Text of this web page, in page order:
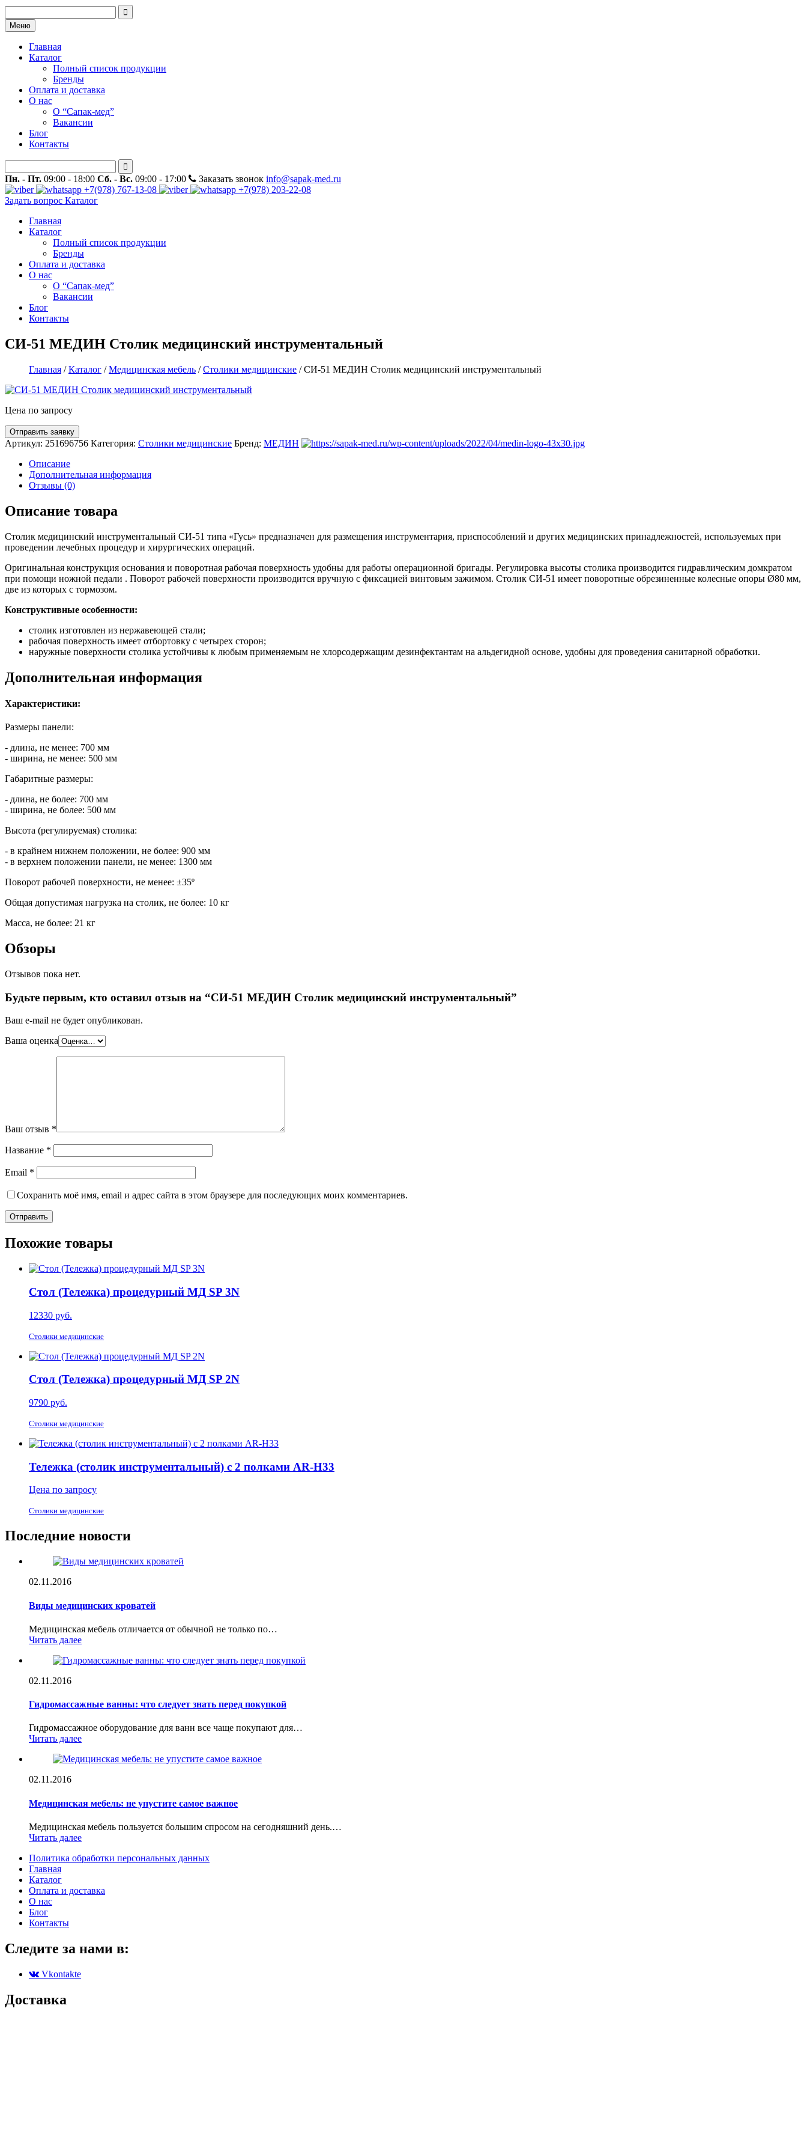
Меню
Главная
Каталог
Полный список продукции
Бренды
Оплата и доставка
О нас
О “Сапак-мед”
Вакансии
Блог
Контакты
Пн. - Пт. 09:00 - 18:00 Сб. - Вс. 09:00 - 17:00 Заказать звонок info@sapak-med.ru
+7(978) 767-13-08
+7(978) 203-22-08
Задать вопрос Каталог
Главная
Каталог
Полный список продукции
Бренды
Оплата и доставка
О нас
О “Сапак-мед”
Вакансии
Блог
Контакты
СИ-51 МЕДИН Столик медицинский инструментальный
Главная /Каталог /Медицинская мебель /Столики медицинские / СИ-51 МЕДИН Столик медицинский инструментальный
Цена по запросу
Артикул: 251696756 Категория: Столики медицинские Бренд: МЕДИН
Описание
Дополнительная информация
Отзывы (0)
Описание товара
Столик медицинский инструментальный СИ-51 типа «Гусь» предназначен для размещения инструментария, приспособлений и других медицинских принадлежностей, используемых при
проведении лечебных процедур и хирургических операций.
Оригинальная конструкция основания и поворотная рабочая поверхность удобны для работы операционной бригады. Регулировка высоты столика производится гидравлическим домкратом
при помощи ножной педали . Поворот рабочей поверхности производится вручную с фиксацией винтовым зажимом. Столик СИ-51 имеет поворотные обрезиненные колесные опоры Ø80 мм,
две из которых с тормозом.
Конструктивные особенности:
столик изготовлен из нержавеющей стали;
рабочая поверхность имеет отбортовку с четырех сторон;
наружные поверхности столика устойчивы к любым применяемым не хлорсодержащим дезинфектантам на альдегидной основе, удобны для проведения санитарной обработки.
Дополнительная информация
Характеристики:
Размеры панели:
- длина, не менее: 700 мм
- ширина, не менее: 500 мм
Габаритные размеры:
- длина, не более: 700 мм
- ширина, не более: 500 мм
Высота (регулируемая) столика:
- в крайнем нижнем положении, не более: 900 мм
- в верхнем положении панели, не менее: 1300 мм
Поворот рабочей поверхности, не менее: ±35º
Общая допустимая нагрузка на столик, не более: 10 кг
Масса, не более: 21 кг
Обзоры
Отзывов пока нет.
Будьте первым, кто оставил отзыв на “СИ-51 МЕДИН Столик медицинский инструментальный”
Ваш e-mail не будет опубликован.
Ваша оценка
Ваш отзыв *
Название *
Email *
Сохранить моё имя, email и адрес сайта в этом браузере для последующих моих комментариев.
Похожие товары
Стол (Тележка) процедурный МД SP 3N
12330 руб.
Столики медицинские
Стол (Тележка) процедурный МД SP 2N
9790 руб.
Столики медицинские
Тележка (столик инструментальный) с 2 полками AR-H33
Цена по запросу
Столики медицинские
Последние новости
02.11.2016
Виды медицинских кроватей
Медицинская мебель отличается от обычной не только по…
Читать далее
02.11.2016
Гидромассажные ванны: что следует знать перед покупкой
Гидромассажное оборудование для ванн все чаще покупают для…
Читать далее
02.11.2016
Медицинская мебель: не упустите самое важное
Медицинская мебель пользуется большим спросом на сегодняшний день.…
Читать далее
Политика обработки персональных данных
Главная
Каталог
Оплата и доставка
О нас
Блог
Контакты
Следите за нами в:
Vkontakte
Доставка